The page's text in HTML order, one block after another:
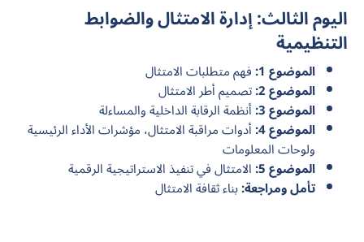
اليوم الثالث: إدارة الامتثال والضوابط
التنظيمية
الموضوع 1: فهم متطلبات الامتثال
الموضوع 2: تصميم أطر الامتثال
الموضوع 3: أنظمة الرقابة الداخلية والمساءلة
الموضوع 4: أدوات مراقبة الامتثال، مؤشرات الأداء الرئيسية
ولوحات المعلومات
الموضوع 5: الامتثال في تنفيذ الاستراتيجية الرقمية
تأمل ومراجعة:بناء ثقافة الامتثال